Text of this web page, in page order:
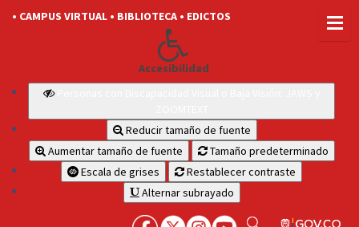
• CAMPUS VIRTUAL • BIBLIOTECA • EDICTOS
Accesibilidad
Reducir tamaño de fuente
Aumentar tamaño de fuente
Tamaño predeterminado
Escala de grises
Restablecer contraste
Alternar subrayado